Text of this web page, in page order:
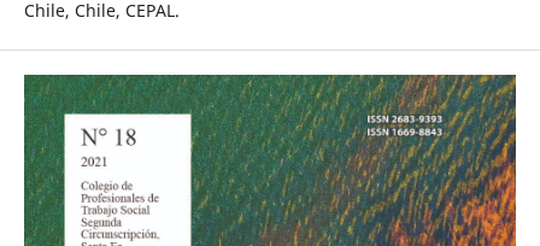
Chile, Chile, CEPAL.